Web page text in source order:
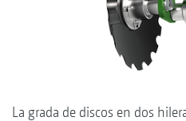
La grada de discos en dos